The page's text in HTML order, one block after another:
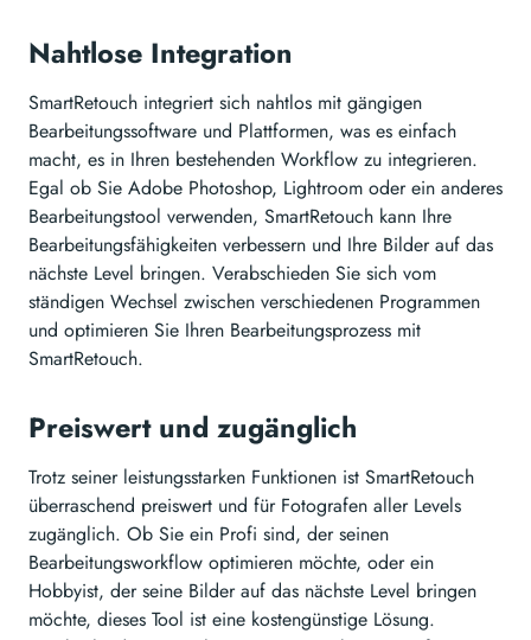
Nahtlose Integration
SmartRetouch integriert sich nahtlos mit gängigen
Bearbeitungssoftware und Plattformen, was es einfach
macht, es in Ihren bestehenden Workflow zu integrieren.
Egal ob Sie Adobe Photoshop, Lightroom oder ein anderes
Bearbeitungstool verwenden, SmartRetouch kann Ihre
Bearbeitungsfähigkeiten verbessern und Ihre Bilder auf das
nächste Level bringen. Verabschieden Sie sich vom
ständigen Wechsel zwischen verschiedenen Programmen
und optimieren Sie Ihren Bearbeitungsprozess mit
SmartRetouch.
Preiswert und zugänglich
Trotz seiner leistungsstarken Funktionen ist SmartRetouch
überraschend preiswert und für Fotografen aller Levels
zugänglich. Ob Sie ein Profi sind, der seinen
Bearbeitungsworkflow optimieren möchte, oder ein
Hobbyist, der seine Bilder auf das nächste Level bringen
möchte, dieses Tool ist eine kostengünstige Lösung.